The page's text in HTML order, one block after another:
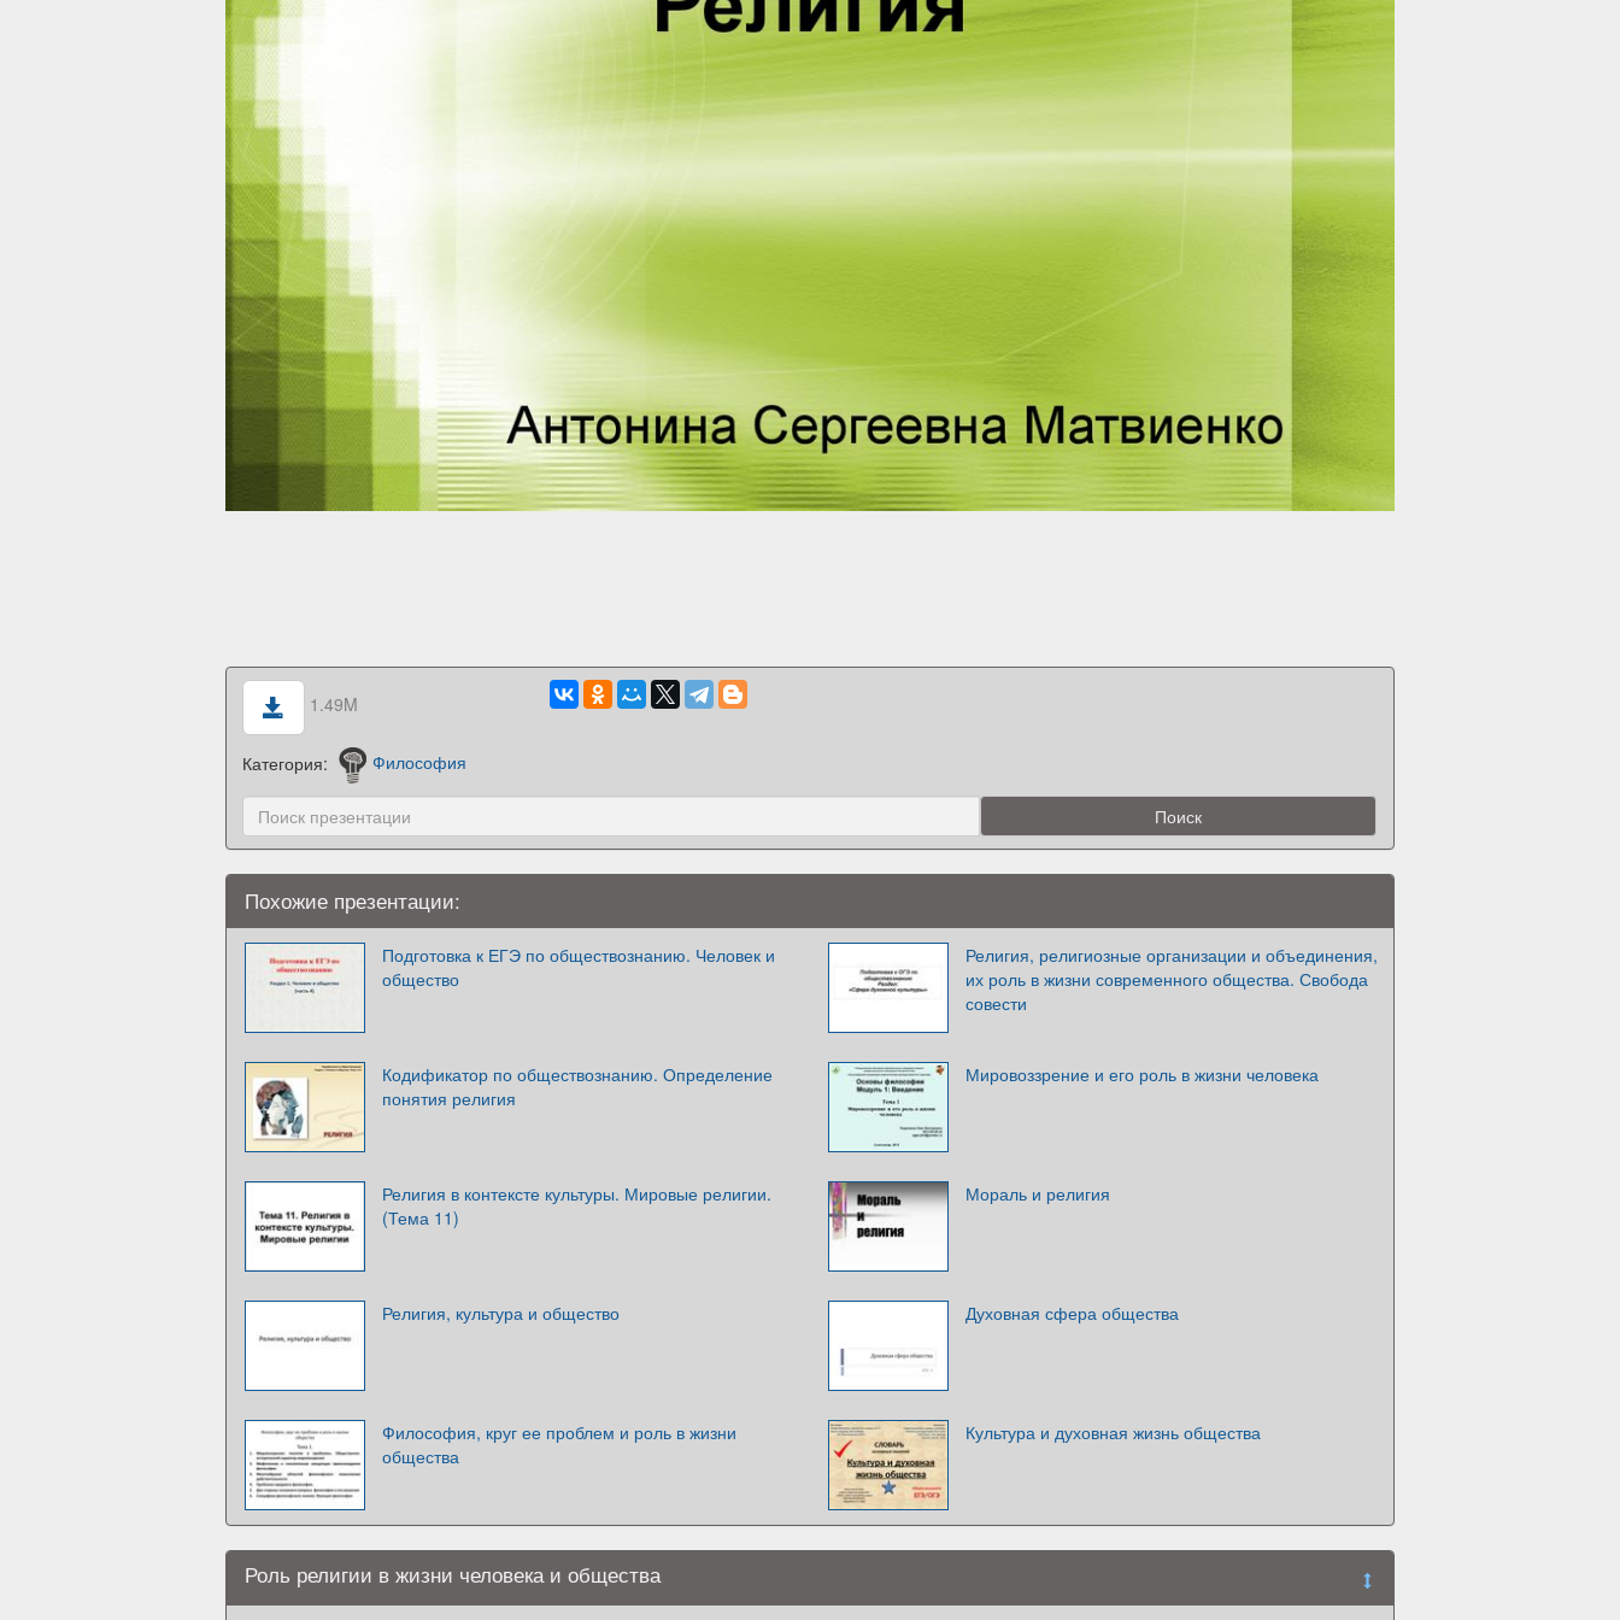
1.49M
Категория: Философия
Похожие презентации:
Подготовка к ЕГЭ по обществознанию. Человек и
общество
Религия, религиозные организации и объединения,
их роль в жизни современного общества. Свобода
совести
Кодификатор по обществознанию. Определение
понятия религия
Мировоззрение и его роль в жизни человека
Религия в контексте культуры. Мировые религии.
(Тема 11)
Мораль и религия
Религия, культура и общество Духовная сфера общества
Философия, круг ее проблем и роль в жизни
общества
Культура и духовная жизнь общества
Роль религии в жизни человека и общества